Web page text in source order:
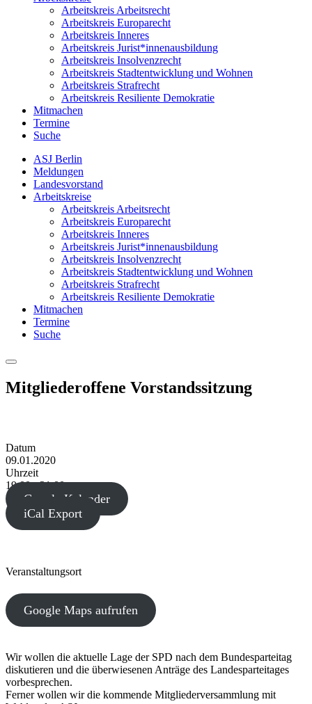
Arbeitskreis Arbeitsrecht
Arbeitskreis Europarecht
Arbeitskreis Inneres
Arbeitskreis Jurist*innen­ausbildung
Arbeitskreis Insolvenzrecht
Arbeitskreis Stadt­entwicklung und Wohnen
Arbeitskreis Strafrecht
Arbeitskreis Resiliente Demokratie
Mitmachen
Termine
Suche
ASJ Berlin
Meldungen
Landesvorstand
Arbeitskreise
Arbeitskreis Arbeitsrecht
Arbeitskreis Europarecht
Arbeitskreis Inneres
Arbeitskreis Jurist*innen­ausbildung
Arbeitskreis Insolvenzrecht
Arbeitskreis Stadt­entwicklung und Wohnen
Arbeitskreis Strafrecht
Arbeitskreis Resiliente Demokratie
Mitmachen
Termine
Suche
Menu
Mitgliederoffene Vorstandssitzung
Datum
09.01.2020
Uhrzeit
19:00 - 21:00
Google Kalender
iCal Export
Veranstaltungsort
Google Maps aufrufen
Wir wollen die aktuelle Lage der SPD nach dem Bundesparteitag
diskutieren und die überwiesenen Anträge des Landesparteitages
vorbesprechen.
Ferner wollen wir die kommende Mitgliederversammlung mit